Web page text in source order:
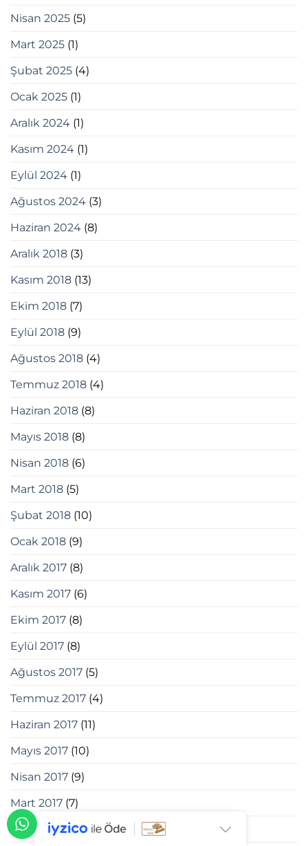
Nisan 2025 (5)
Mart 2025 (1)
Şubat 2025 (4)
Ocak 2025 (1)
Aralık 2024 (1)
Kasım 2024 (1)
Eylül 2024 (1)
Ağustos 2024 (3)
Haziran 2024 (8)
Aralık 2018 (3)
Kasım 2018 (13)
Ekim 2018 (7)
Eylül 2018 (9)
Ağustos 2018 (4)
Temmuz 2018 (4)
Haziran 2018 (8)
Mayıs 2018 (8)
Nisan 2018 (6)
Mart 2018 (5)
Şubat 2018 (10)
Ocak 2018 (9)
Aralık 2017 (8)
Kasım 2017 (6)
Ekim 2017 (8)
Eylül 2017 (8)
Ağustos 2017 (5)
Temmuz 2017 (4)
Haziran 2017 (11)
Mayıs 2017 (10)
Nisan 2017 (9)
Mart 2017 (7)
Şubat 2017(8)